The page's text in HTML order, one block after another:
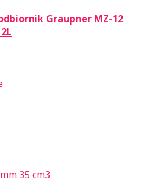
Graupner MZ-12